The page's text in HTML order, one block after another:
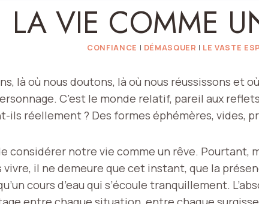
LA VIE COMME
CONFIANCE | DÉMASQUER | LE VASTE
là où nous doutons, là où nous réussissons et
C’est le monde relatif, pareil aux
ils réellement ? Des formes éphémères, vides,
considérer notre vie comme un rêve. Pourtant,
vivre, il ne demeure que cet instant, que la
cours d’eau qui s’écoule tranquillement.